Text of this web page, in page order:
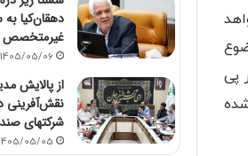
پی
دهقان‌کیا به
غیرمتخصص
1405/05/06
از پالایش
نقش‌آفرینی
شرکتهای
05/05